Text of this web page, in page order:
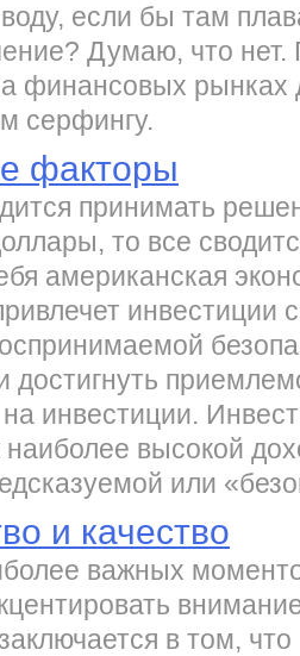
если бы там
Думаю, что
финансовых
серфингу.
факторы
принимать
то все
американская
инвестиции
достигнуть
инвестиции.
наиболее высокой
или
и качество
важных
в том,